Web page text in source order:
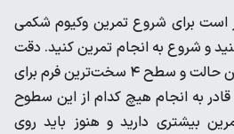
است برای شروع تمرین وکیوم شکمی
و شروع به انجام تمرین کنید. دقت
کنید که سطح ۱ ابتدایی‌ترین حالت و سطح ۴ سخت‌ترین فرم برای
به انجام هیچ کدام از این سطوح
بیشتری دارید و هنوز باید روی